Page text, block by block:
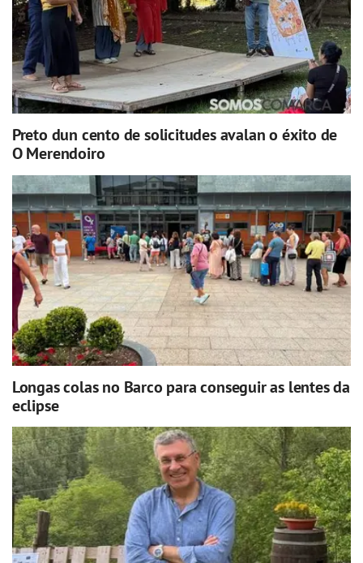
Preto dun cento de solicitudes avalan o éxito de
O Merendoiro
Longas colas no Barco para conseguir as lentes da
eclipse